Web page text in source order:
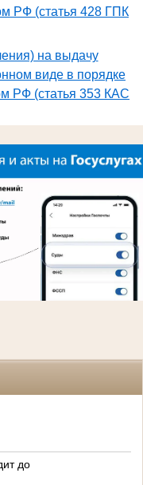
РФ (статья 428 ГПК
на выдачу
виде в порядке
РФ (статья 353 КАС
до